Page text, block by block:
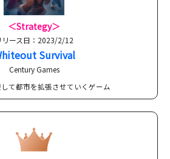
＜Strategy＞
リース日：2023/2/12
Survival
Century Games
て都市を拡張させていくゲーム